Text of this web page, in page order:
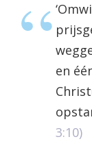
en
3:10)